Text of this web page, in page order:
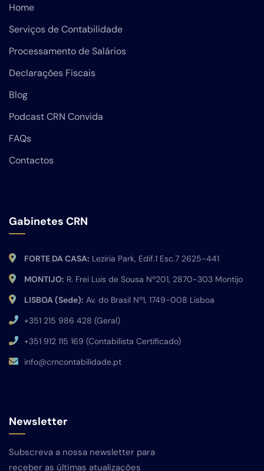
Home
Serviços de Contabilidade
Processamento de Salários
Declarações Fiscais
Blog
Podcast CRN Convida
FAQs
Contactos
Gabinetes CRN
FORTE DA CASA: Leziria Park, Edif.1 Esc.7 2625-441
MONTIJO: R. Frei Luis de Sousa Nº201, 2870-303 Montijo
LISBOA (Sede): Av. do Brasil Nº1, 1749-008 Lisboa
+351 215 986 428 (Geral)
+351 912 115 169 (Contabilista Certificado)
info@crncontabilidade.pt
Newsletter
Subscreva a nossa newsletter para
receber as últimas atualizações